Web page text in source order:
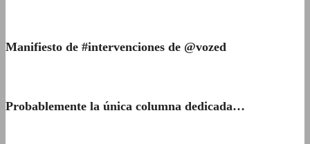
Manifiesto de #intervenciones de @vozed
Probablemente la única columna dedicada…